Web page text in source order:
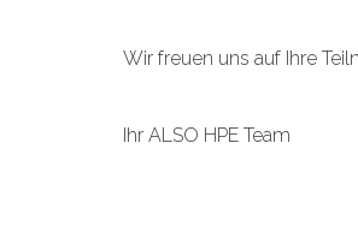
Wir freuen uns auf Ihre
Ihr ALSO HPE Team